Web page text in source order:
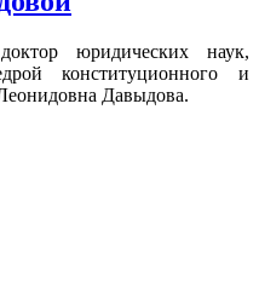
юридических наук,
конституционного и
Давыдова.